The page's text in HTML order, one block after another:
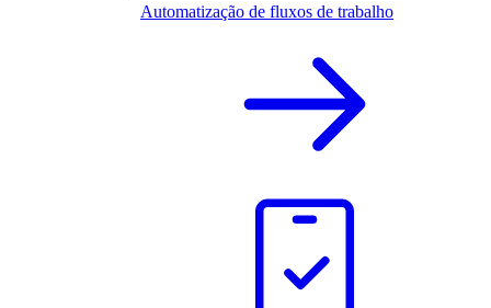
Automatização de fluxos de trabalho